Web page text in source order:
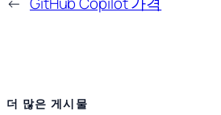
더 많은 게시물